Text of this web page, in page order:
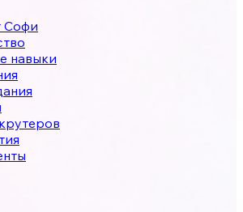
Софи
навыки